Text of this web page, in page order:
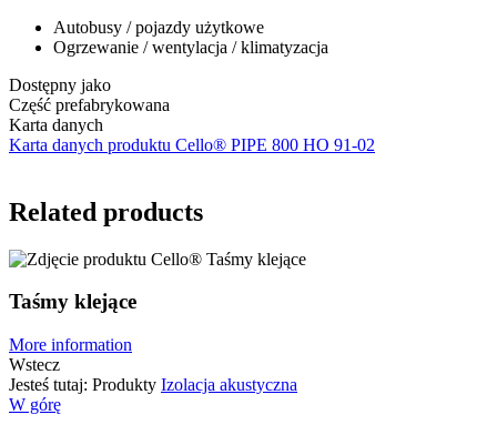
Autobusy / pojazdy użytkowe
Ogrzewanie / wentylacja / klimatyzacja
Dostępny jako
Część prefabrykowana
Karta danych
Karta danych produktu Cello® PIPE 800 HO 91-02
Related products
Taśmy klejące
More information
Wstecz
Jesteś tutaj: Produkty Izolacja akustyczna
W górę